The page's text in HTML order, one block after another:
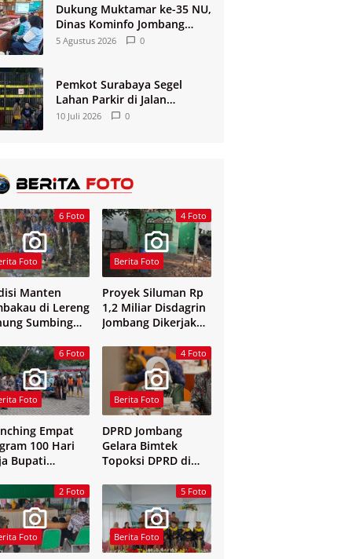
Dukung Muktamar ke-35 NU,
Dinas Kominfo Jombang
Siapkan Sistem Rekam
5 Agustus 2026 0
Pemkot Surabaya Segel
Lahan Parkir di Jalan
Tunjungan
10 Juli 2026 0
6 Foto
Foto
Manten
di Lereng
Sumbing
4 Foto
Berita Foto
Proyek Siluman Rp
1,2 Miliar Disdagrin
Jombang Dikerjakan
6 Foto
Foto
Empat
100 Hari
Bupati
4 Foto
Berita Foto
DPRD Jombang
Gelara Bimtek
Topoksi DPRD di
Yogyakarta
2 Foto
Foto
5 Foto
Berita Foto